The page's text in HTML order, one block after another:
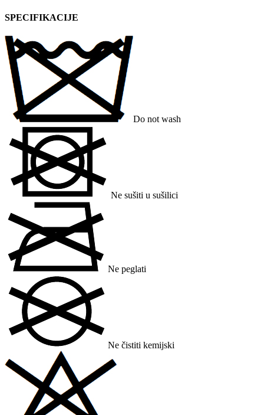
SPECIFIKACIJE
Do not wash
Ne sušiti u sušilici
Ne peglati
Ne čistiti kemijski